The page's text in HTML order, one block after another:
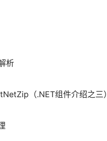
析
（.NET组件介绍之三）